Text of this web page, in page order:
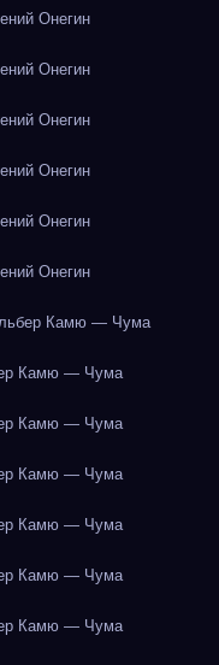
Онегин
Онегин
Онегин
Онегин
Онегин
Онегин
Камю — Чума
Камю — Чума
Камю — Чума
Камю — Чума
Камю — Чума
Камю — Чума
Камю — Чума